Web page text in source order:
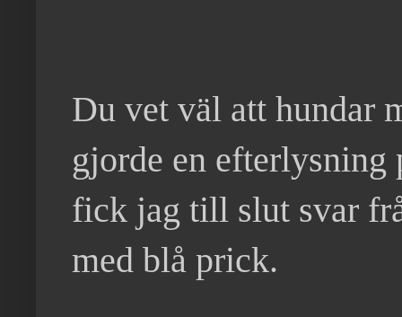
Du vet väl att hundar
gjorde en efterlysning
fick jag till slut svar
med blå prick.